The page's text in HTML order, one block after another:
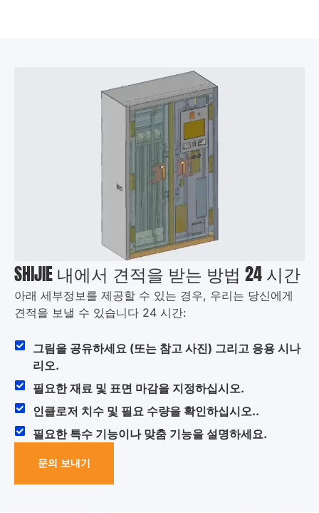
SHIJIE 내에서 견적을 받는 방법 24 시간
아래 세부정보를 제공할 수 있는 경우, 우리는 당신에게
견적을 보낼 수 있습니다 24 시간:
그림을 공유하세요 (또는 참고 사진) 그리고 응용 시나
리오.
필요한 재료 및 표면 마감을 지정하십시오.
인클로저 치수 및 필요 수량을 확인하십시오..
필요한 특수 기능이나 맞춤 기능을 설명하세요.
문의 보내기